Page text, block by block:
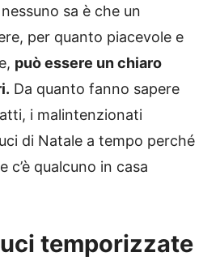
sa è che un
per quanto piacevole e
può essere un chiaro
Da quanto fanno sapere
i malintenzionati
di Natale a tempo perché
c’è qualcuno in casa
temporizzate